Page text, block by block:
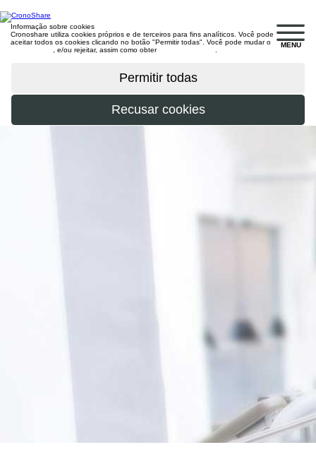
MENU
Informação sobre cookies
Cronoshare utiliza cookies próprios e de terceiros para fins analíticos. Você pode
aceitar todos os cookies clicando no botão "Permitir todas". Você pode mudar o
, e/ou rejeitar, assim como obter